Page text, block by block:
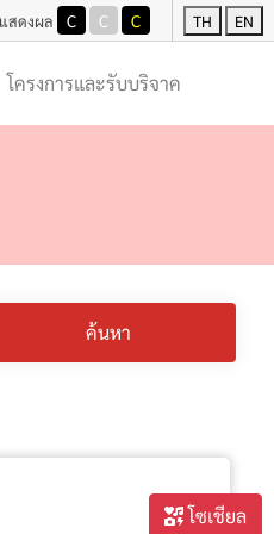
สดงผล C C C TH EN
โครงการและรับบริจาค
โซเชียล
ค้นหา